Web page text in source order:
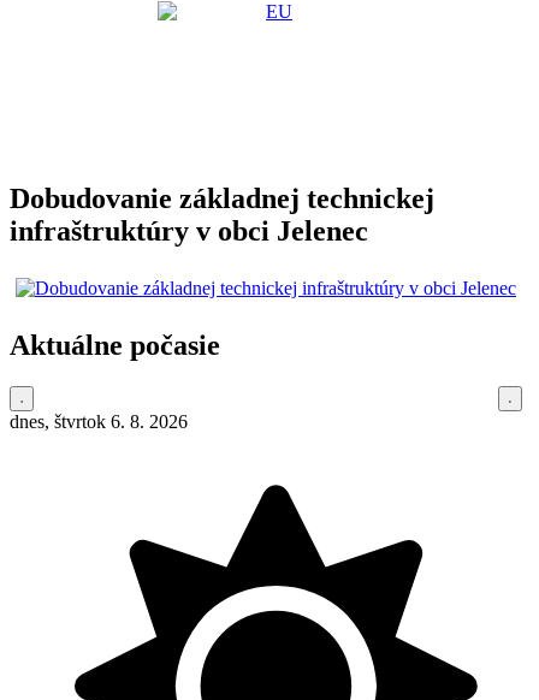
Dobudovanie základnej technickej
infraštruktúry v obci Jelenec
Aktuálne počasie
dnes, štvrtok 6. 8. 2026